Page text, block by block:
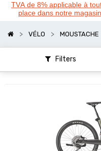
TVA de 8% applicable à
place dans notre
VÉLO MOUSTACHE
Filters